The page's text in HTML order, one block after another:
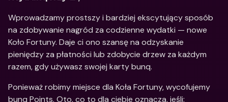
Wprowadzamy prostszy i bardziej ekscytujący sposób
na zdobywanie nagród za codzienne wydatki — nowe
Koło Fortuny. Daje ci ono szansę na odzyskanie
pieniędzy za płatności lub zdobycie drzew za każdym
razem, gdy używasz swojej karty bunq.
Ponieważ robimy miejsce dla Koła Fortuny, wycofujemy
bunq Points. Oto, co to dla ciebie oznacza, jeśli: